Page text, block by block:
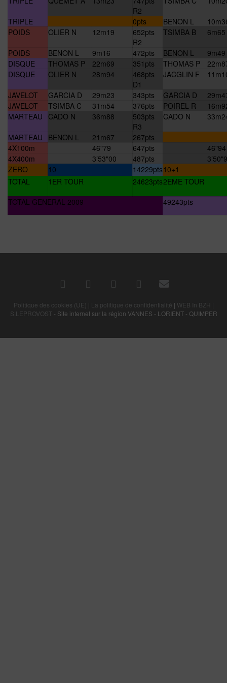
R2
TRIPLE 0pts BENON L
POIDS
OLIER N 12m19
652pts
R2
TSIMBA B 6m65
POIDS BENON L 9m16 472pts BENON L
9m49
DISQUE
THOMAS P 22m69 351pts THOMAS P
DISQUE
OLIER N 28m94
468pts
D1
JACGLIN F
JAVELOT GARCIA D 29m23 343pts GARCIA D
JAVELOT
TSIMBA C 31m54 376pts POIREL R
MARTEAU
CADO N 36m88
503pts
R3
CADO N
MARTEAU BENON L 21m67
267pts
4X100m
46"79 647pts
46"94
4X400m
3’53"00 487pts
ZERO
10 14229pts10+1
TOTAL
1ER TOUR 24623pts2EME TOUR
TOTAL GENERAL 2009
49243pts
Politique des cookies (UE) | La politique de confidentialité | WEB In BZH |
S.LEPROVOST- Site internet sur la région VANNES - LORIENT - QUIMPER